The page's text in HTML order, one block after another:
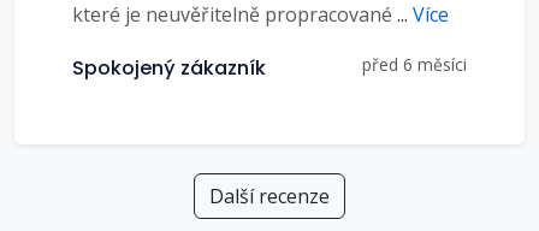
které je neuvěřitelně propracované ... Více
Spokojený zákazník před 6 měsíci
Další recenze